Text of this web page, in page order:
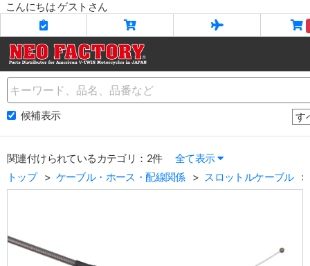
こんにちは ゲストさん
Name
候補表示
関連付けられているカテゴリ：2件
全て表示
トップ
ケーブル・ホース・配線関係 スロットルケーブル